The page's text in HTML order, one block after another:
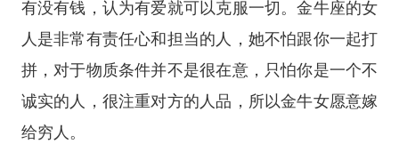
有没有钱，认为有爱就可以克服一切。金牛座的女
人是非常有责任心和担当的人，她不怕跟你一起打
拼，对于物质条件并不是很在意，只怕你是一个不
诚实的人，很注重对方的人品，所以金牛女愿意嫁
给穷人。